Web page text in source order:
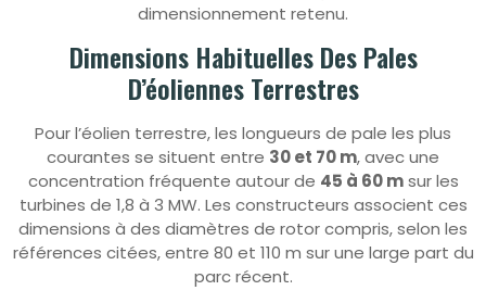
dimensionnement retenu.
Dimensions Habituelles Des Pales
D’éoliennes Terrestres
Pour l’éolien terrestre, les longueurs de pale les plus
courantes se situent entre 30 et 70 m, avec une
concentration fréquente autour de 45 à 60 msur les
turbines de 1,8 à 3 MW. Les constructeurs associent ces
dimensions à des diamètres de rotor compris, selon les
références citées, entre 80 et 110 m sur une large part du
parc récent.